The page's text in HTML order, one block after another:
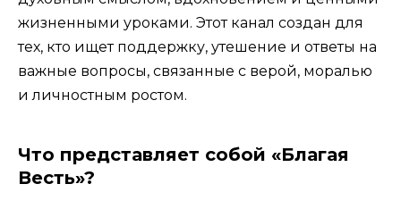
жизненными уроками. Этот канал создан для
тех, кто ищет поддержку, утешение и ответы на
важные вопросы, связанные с верой, моралью
и личностным ростом.
Что представляет собой «Благая
Весть»?